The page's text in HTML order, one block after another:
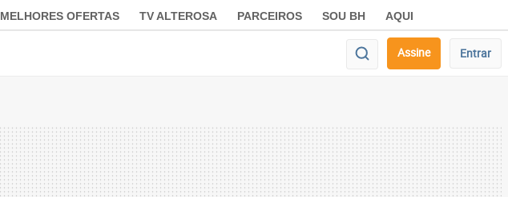
MELHORES OFERTAS TV ALTEROSA PARCEIROS SOU BH AQUI
Assine Entrar